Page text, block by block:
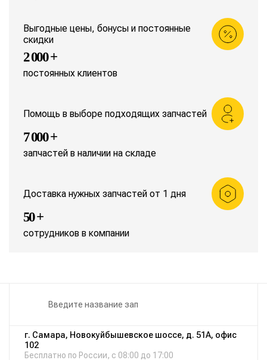
Выгодные цены, бонусы и постоянные
скидки
2 000 +
постоянных клиентов
Помощь в выборе подходящих запчастей
7 000 +
запчастей в наличии на складе
Доставка нужных запчастей от 1 дня
50 +
сотрудников в компании
г. Самара, Новокуйбышевское шоссе, д. 51А, офис
102
Бесплатно по России, с 08:00 до 17:00